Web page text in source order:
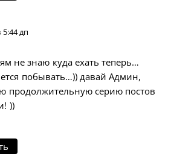
5:44 дп
не знаю куда ехать теперь…
побывать…)) давай Админ,
продолжительную серию постов
))